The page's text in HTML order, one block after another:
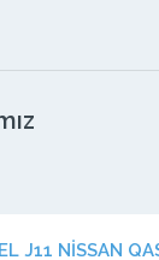
J11 NİSSAN